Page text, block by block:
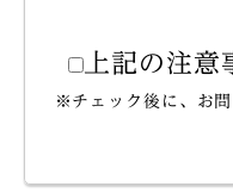
上記の注
※チェック後に、お